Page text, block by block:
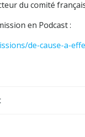
du comité
en Podcast :
de-cause-a-